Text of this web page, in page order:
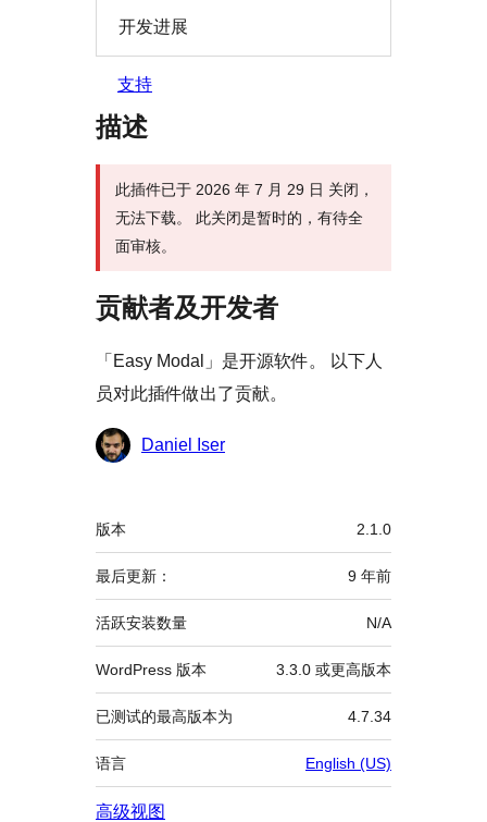
开发进展
支持
描述
此插件已于 2026 年 7 月 29 日 关闭，
无法下载。 此关闭是暂时的，有待全
面审核。
贡献者及开发者
「Easy Modal」是开源软件。 以下人
员对此插件做出了贡献。
贡
Daniel Iser
额
外
信
息
版本 2.1.0
最后更新： 9 年前
活跃安装数量 N/A
WordPress 版本 3.3.0 或更高版本
已测试的最高版本为 4.7.34
语言 English (US)
高级视图